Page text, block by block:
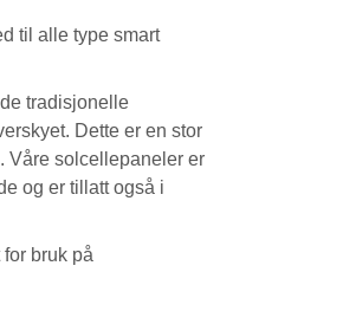
til alle type smart
tradisjonelle
Dette er en stor
Våre solcellepaneler er
og er tillatt også i
bruk på